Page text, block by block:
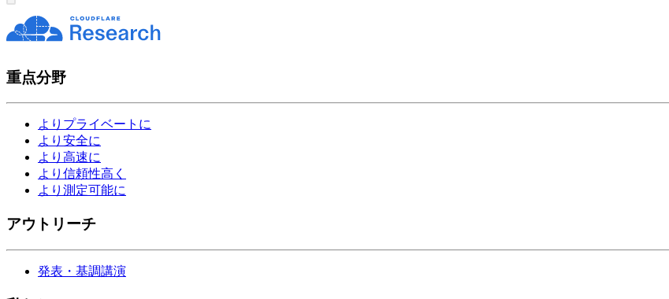
重点分野
よりプライベートに
より安全に
より高速に
より信頼性高く
より測定可能に
アウトリーチ
発表・基調講演